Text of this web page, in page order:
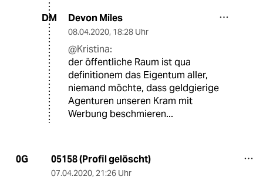
DM Devon Miles
08.04.2020, 18:28 Uhr
@Kristina:
der öffentliche Raum ist qua
definitionem das Eigentum aller,
niemand möchte, dass geldgierige
Agenturen unseren Kram mit
Werbung beschmieren...
0G 05158 (Profil gelöscht)
07.04.2020, 21:26 Uhr